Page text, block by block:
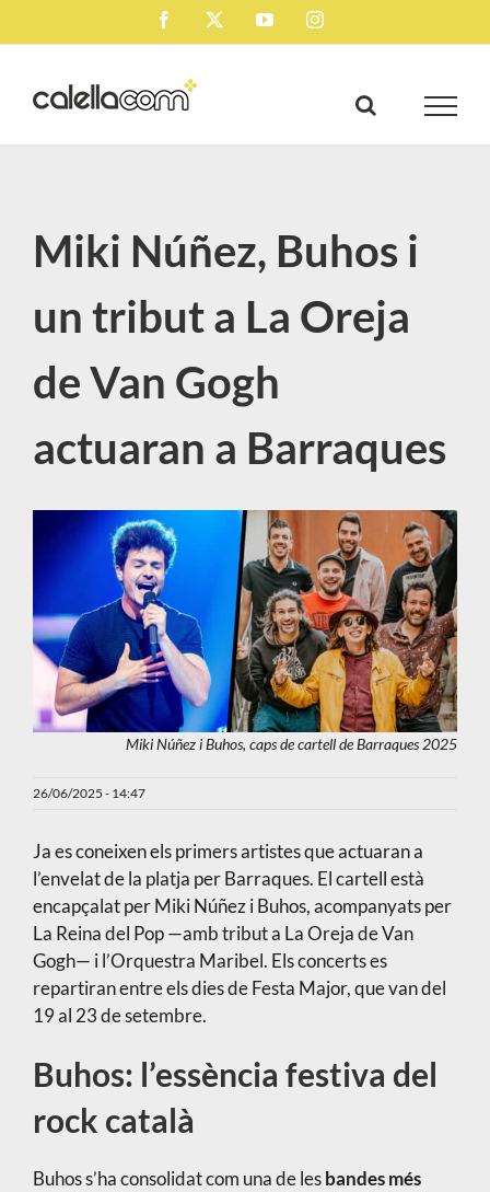
to
Facebook YouTubeInstagram
Miki Núñez, Buhos i
un tribut a La Oreja
de Van Gogh
actuaran a Barraques
Miki Núñez i Buhos, caps de cartell de Barraques 2025
26/06/2025 - 14:47
Ja es coneixen els primers artistes que actuaran a
l’envelat de la platja per Barraques. El cartell està
encapçalat per Miki Núñez i Buhos, acompanyats per
La Reina del Pop —amb tribut a La Oreja de Van
Gogh— i l’Orquestra Maribel. Els concerts es
repartiran entre els dies de Festa Major, que van del
19 al 23 de setembre.
Buhos: l’essència festiva del
rock català
Buhos s’ha consolidat com una de lesbandes més